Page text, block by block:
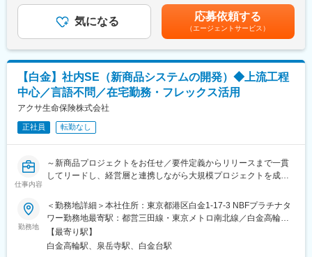
■特徴・魅力
業界最大の生命保険会社の中核であるリーテイル部門で、5万名の
営業職員が活用するシステムの大規模開発プロジェクトに従事可
能です。
・2025-1674G
変更の範囲：会社の定める業務
ャイル開発案件への参画や、社内におけるIT・DX活用の推進、ク
ラウド基盤の積極活用や生成AIの活用検討、大規模プロジェクト
の案件担当者としてプロジェクトを牽引するなど、活躍のフィー
・当社でのアジャイルトランスフォーメーション推進（アジャイ
ルCoE、職員へのアジャイルコーチング、アジャイル文化を醸成
する啓蒙活動等）
■具体的なプロジェクト
どのプロジェクトを想定しております。（今後も更なる案件の創
出を予定）
■組織概要・キャリアパス
全社ITの企画・統制を担うIT統括部やAI等の先進技術活用推進を担
うデジタル推進室、大規模・新規プロジェクトの推進を担うIT推
進部に加え、各部門のIT開発を担う所属があります。IT領域総勢で
気になる 応募依頼する
（エージェントサービス）
【白金】社内SE（新商品システムの開発）◆上流工程
中心／言語不問／在宅勤務・フレックス活用
アクサ生命保険株式会社
正社員 転勤なし
仕事内容
～新商品プロジェクトをお任せ／要件定義からリリースまで一貫
してリードし、経営層と連携しながら大規模プロジェクトを成功
■業務概要：
同社の新商品開発プロジェクトにおいて、要件定義から設計、開
発ベンダー管理、テスト、リリースまで一貫してリードしていた
だきます。経営層や業務部門と連携しガバナンスを回しつつ、品
勤務地
＜勤務地詳細＞本社住所：東京都港区白金1-17-3 NBFプラチナタ
ワー勤務地最寄駅：都営三田線・東京メトロ南北線／白金高輪駅
受動喫煙対策：屋内喫煙可能場所あり変更の範囲：会社の定める
事業所（リモートワーク含む）
【最寄り駅】
白金高輪駅、泉岳寺駅、白金台駅